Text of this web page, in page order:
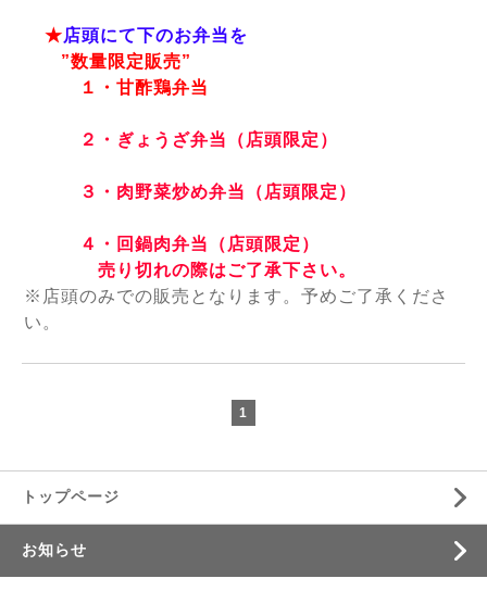
★店頭にて下のお弁当を
”数量限定販売”
１・甘酢鶏弁当
２・ぎょうざ弁当（店頭限定）
３・肉野菜炒め弁当（店頭限定）
４・回鍋肉弁当（店頭限定）
売り切れの際はご了承下さい。
※店頭のみでの販売となります。 予めご了承くださ
い。
1
トップページ
お知らせ